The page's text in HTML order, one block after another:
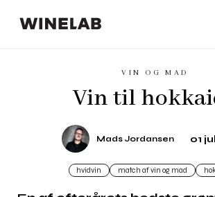
VIN OG MAD
Vin til
Mads Jordansen 01
hvidvin match af vin og mad